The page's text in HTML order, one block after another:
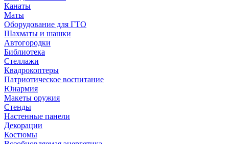
Канаты
Маты
Оборудование для ГТО
Шахматы и шашки
Автогородки
Библиотека
Стеллажи
Квадрокоптеры
Патриотическое воспитание
Юнармия
Макеты оружия
Стенды
Настенные панели
Декорации
Костюмы